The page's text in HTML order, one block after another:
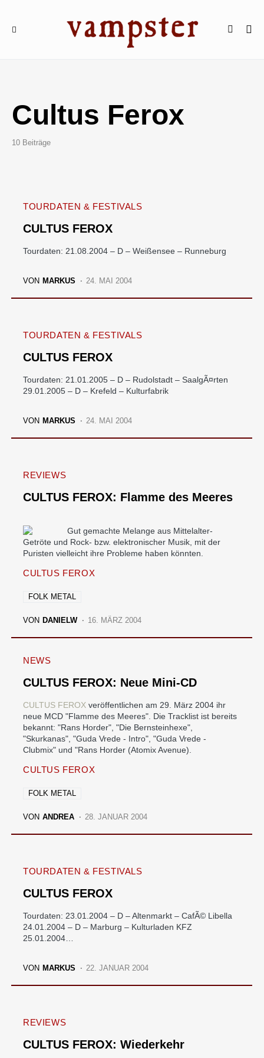
Cultus Ferox
10 Beiträge
TOURDATEN & FESTIVALS
CULTUS FEROX
Tourdaten: 21.08.2004 – D – Weißensee – Runneburg
VON MARKUS 24. MAI 2004
TOURDATEN & FESTIVALS
CULTUS FEROX
Tourdaten: 21.01.2005 – D – Rudolstadt – SaalgÃ¤rten
29.01.2005 – D – Krefeld – Kulturfabrik
VON MARKUS 24. MAI 2004
REVIEWS
CULTUS FEROX: Flamme des Meeres
Gut gemachte Melange aus Mittelalter-
Getröte und Rock- bzw. elektronischer Musik, mit der
Puristen vielleicht ihre Probleme haben könnten.
CULTUS FEROX
FOLK METAL
VON DANIELW 16. MÄRZ 2004
NEWS
CULTUS FEROX: Neue Mini-CD
CULTUS FEROX veröffentlichen am 29. März 2004 ihr
neue MCD "Flamme des Meeres". Die Tracklist ist bereits
bekannt: "Rans Horder", "Die Bernsteinhexe",
"Skurkanas", "Guda Vrede - Intro", "Guda Vrede -
Clubmix" und "Rans Horder (Atomix Avenue).
CULTUS FEROX
FOLK METAL
VON ANDREA 28. JANUAR 2004
TOURDATEN & FESTIVALS
CULTUS FEROX
Tourdaten: 23.01.2004 – D – Altenmarkt – CafÃ© Libella
24.01.2004 – D – Marburg – Kulturladen KFZ
25.01.2004…
VON MARKUS 22. JANUAR 2004
REVIEWS
CULTUS FEROX: Wiederkehr